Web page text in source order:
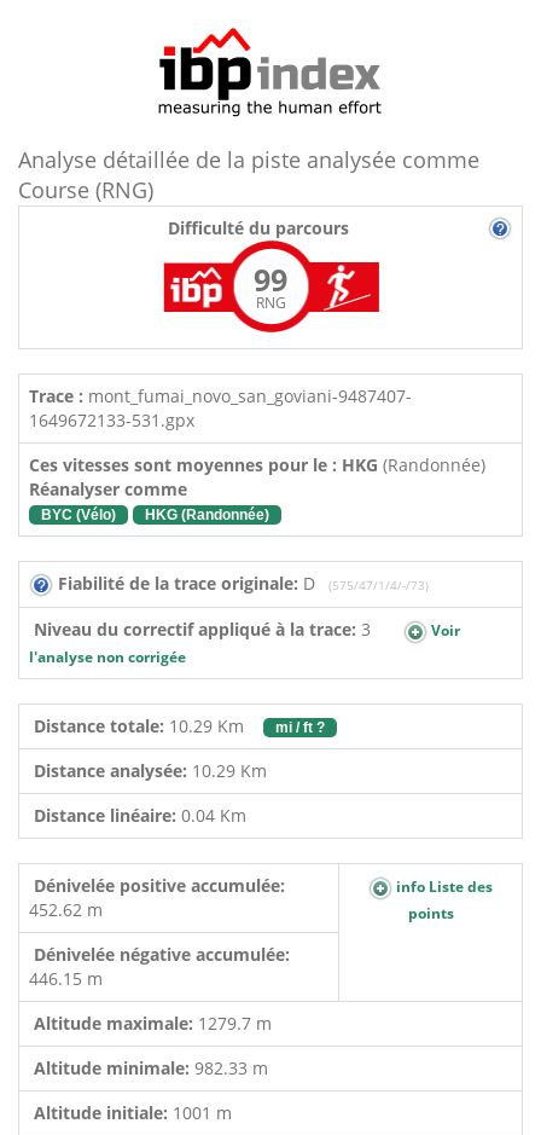
Analyse détaillée de la piste analysée comme
Course (RNG)
Difficulté du parcours
99
RNG
Trace : mont_fumai_novo_san_goviani-9487407-
1649672133-531.gpx
Ces vitesses sont moyennes pour le : HKG (Randonnée)
Réanalyser comme
BYC (Vélo) HKG (Randonnée)
Fiabilité de la trace originale: D (575/47/1/4/-/73)
Niveau du correctif appliqué à la trace: 3
Voir
l'analyse non corrigée
Distance totale: 10.29 Km mi / ft ?
Distance analysée: 10.29 Km
Distance linéaire: 0.04 Km
Dénivelée positive accumulée:
452.62 m
info Liste des
points
Dénivelée négative accumulée:
446.15 m
Altitude maximale: 1279.7 m
Altitude minimale: 982.33 m
Altitude initiale: 1001 m